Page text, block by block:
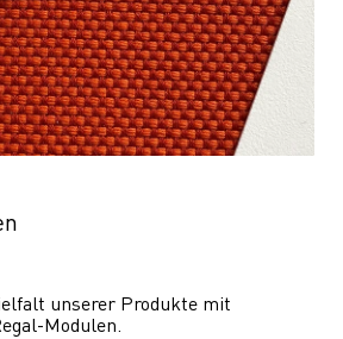
unserer Produkte mit
Modulen.